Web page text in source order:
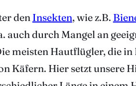
den Insekten, wie z.B.
auch durch Mangel an
meisten Hautflügler, die
Käfern. Hier setzt unsere